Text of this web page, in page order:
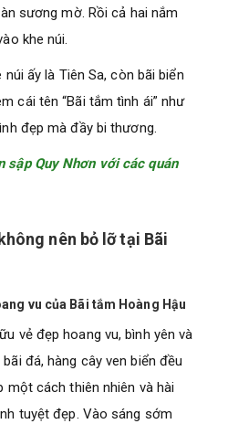
sương mờ. Rồi cả hai nắm
khe núi.
ấy là Tiên Sa, còn bãi biển
cái tên “Bãi tắm tình ái” như
đẹp mà đầy bi thương.
sập Quy Nhơn với các quán
nên bỏ lỡ tại Bãi
vu của Bãi tắm Hoàng Hậu
vẻ đẹp hoang vu, bình yên và
đá, hàng cây ven biển đều
một cách thiên nhiên và hài
tuyệt đẹp. Vào sáng sớm